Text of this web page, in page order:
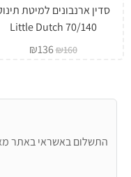
סדין ארנבונים למיטת
70/140 Little Dutch
₪160
₪136
התשלום באשראי באתר